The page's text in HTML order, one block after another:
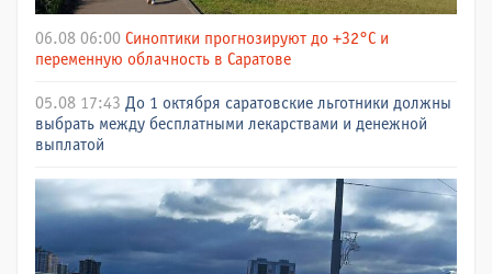
06.08 06:00 Синоптики прогнозируют до +32°C и
переменную облачность в Саратове
05.08 17:43 До 1 октября саратовские льготники должны
выбрать между бесплатными лекарствами и денежной
выплатой